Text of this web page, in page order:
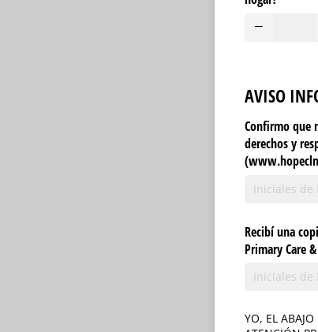
AVISO
Confirmo que
derechos y
Recibí una
Primary Care
YO, EL